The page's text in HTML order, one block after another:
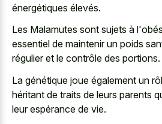
énergétiques élevés.
Les Malamutes sont sujets à
essentiel de maintenir un poids
régulier et le contrôle des portions.
La génétique joue également un
héritant de traits de leurs parents
leur espérance de vie.